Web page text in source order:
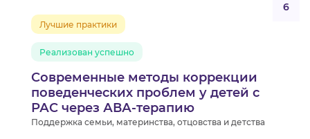
Современные методы коррекции
поведенческих проблем у детей с
РАС через АВА-терапию
Реализован успешно
Лучшие практики
6
Поддержка семьи, материнства, отцовства и детства